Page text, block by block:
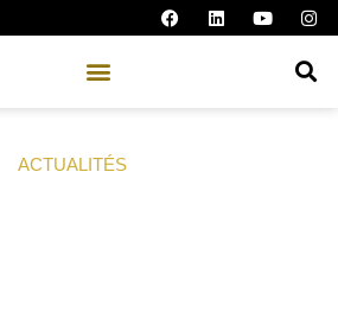
ACTUALITÉS